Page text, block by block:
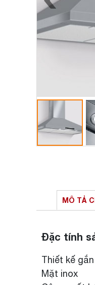
MÔ TẢ
Đặc tính
Thiết kế
Mặt inox